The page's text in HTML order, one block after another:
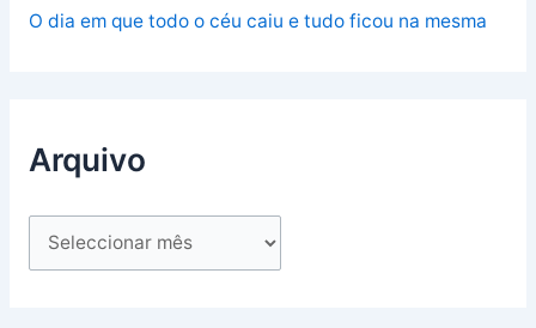
O dia em que todo o céu caiu e tudo ficou na mesma
Arquivo